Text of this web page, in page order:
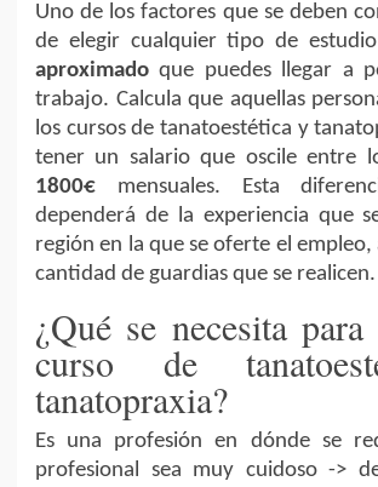
Uno de los factores que se deben
de elegir cualquier tipo de
aproximado que puedes llegar a
trabajo. Calcula que aquellas
los cursos de tanatoestética y
tener un salario que oscile entre
1800€ mensuales. Esta
dependerá de la experiencia que
región en la que se oferte el empleo,
cantidad de guardias que se realicen.
¿Qué se necesita
curso de
tanatopraxia?
Es una profesión en dónde se
profesional sea muy cuidoso ->